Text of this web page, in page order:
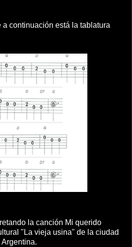
continuación está la tablatura
la canción Mi querido
"La vieja usina" de la ciudad